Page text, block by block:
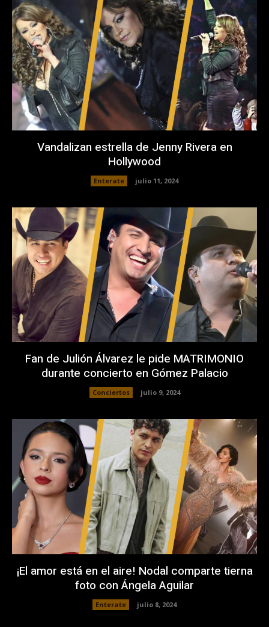
Vandalizan estrella de Jenny Rivera en
Hollywood
Enterate julio 11, 2024
Fan de Julión Álvarez le pide MATRIMONIO
durante concierto en Gómez Palacio
Conciertos julio 9, 2024
¡El amor está en el aire! Nodal comparte tierna
foto con Ángela Aguilar
Enterate julio 8, 2024